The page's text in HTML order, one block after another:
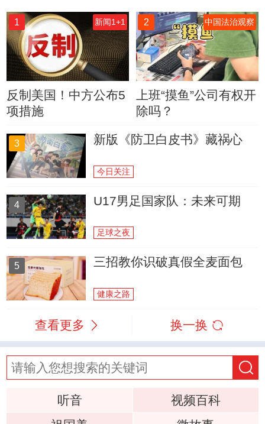
1 新闻1+1
反制美国！中方公布5
项措施
2 中国法治观察
上班“摸鱼”公司有权开
除吗？
3 新版《防卫白皮书》藏祸心
今日关注
4 U17男足国家队：未来可期
足球之夜
5 三招教你识破真假全麦面包
健康之路
查看更多 换一换
听音
视频百科